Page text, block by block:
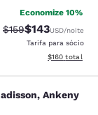
Economize 10%
Tarifa anterior
$159Tarifa com
$143USD/noite
Tarifa para sócio
Exibir
$160 total
Ankeny